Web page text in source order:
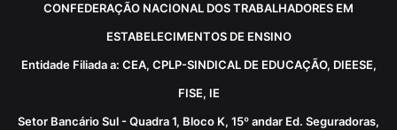
CONFEDERAÇÃO NACIONAL DOS TRABALHADORES EM
ESTABELECIMENTOS DE ENSINO
Entidade Filiada a: CEA, CPLP-SINDICAL DE EDUCAÇÃO, DIEESE,
FISE, IE
Setor Bancário Sul - Quadra 1, Bloco K, 15º andar Ed. Seguradoras,